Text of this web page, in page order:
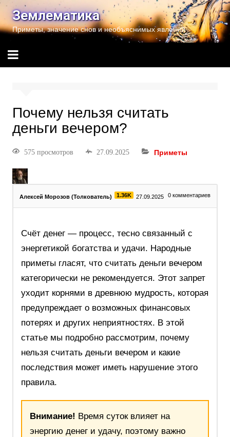
Землематика
Приметы, значение снов и необъяснимых явлений
Почему нельзя считать
деньги вечером?
575 просмотров 27.09.2025 Приметы
Алексей Морозов (Толкователь) 1.36K 27.09.2025 0 комментариев
Счёт денег — процесс, тесно связанный с
энергетикой богатства и удачи. Народные
приметы гласят, что считать деньги вечером
категорически не рекомендуется. Этот запрет
уходит корнями в древнюю мудрость, которая
предупреждает о возможных финансовых
потерях и других неприятностях. В этой
статье мы подробно рассмотрим, почему
нельзя считать деньги вечером и какие
последствия может иметь нарушение этого
правила.
Внимание! Время суток влияет на
энергию денег и удачу, поэтому важно